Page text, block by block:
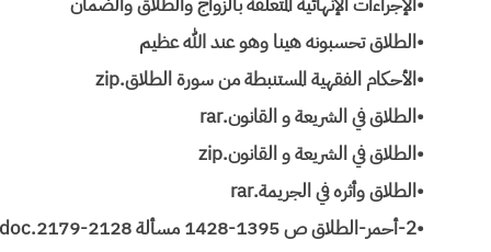
•الطلاق تحسبونه هينا وهو عند الله عظيم
•الأحكام الفقهية المستنبطة من سورة الطلاق.zip
•الطلاق في الشريعة و القانون.rar
•الطلاق في الشريعة و القانون.zip
•الطلاق وأثره في الجريمة.rar
•2-أحمر-الطلاق ص 1395-1428 مسألة 2128-2179.doc